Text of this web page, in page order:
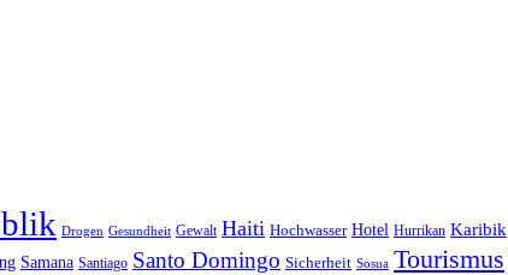
Drogen Gesundheit Gewalt Haiti Hochwasser Hotel Hurrikan Karibik
Samana Santiago Santo Domingo Sicherheit Sosua Tourismus